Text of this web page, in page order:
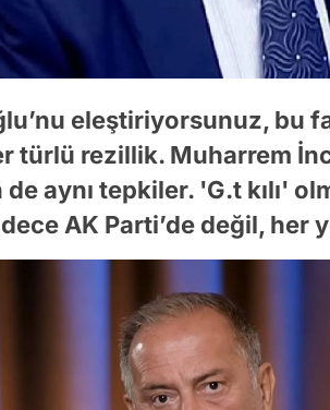
eleştiriyorsunuz, bu
türlü rezillik. Muharrem
aynı tepkiler. 'G.t kılı'
AK Parti’de değil, her